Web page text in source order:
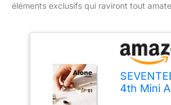
éléments exclusifs qui raviront tout
4th Mini